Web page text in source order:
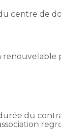
centre de
du